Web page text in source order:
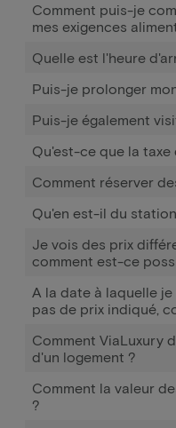
Comment puis-je
mes exigences
Quelle est l'heure
Puis-je prolonger
Puis-je également
Qu'est-ce que la taxe
Comment réserver
Qu'en est-il du
Je vois des prix
comment est-ce
A la date à laquelle
pas de prix indiqué,
Comment ViaLuxury
d'un logement ?
Comment la valeur
?